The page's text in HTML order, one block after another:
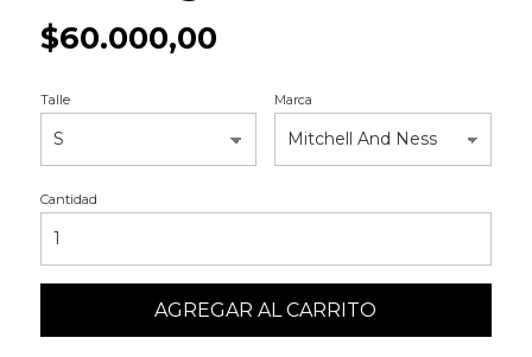
$60.000,00
Talle Marca
Cantidad
AGREGAR AL CARRITO